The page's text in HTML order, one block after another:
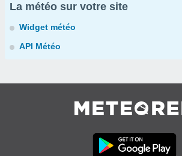
La météo sur votre site
Widget météo
API Météo